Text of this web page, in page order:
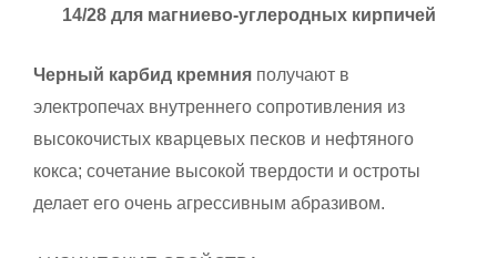
14/28 для магниево-углеродных кирпичей
Черный карбид кремния получают в
электропечах внутреннего сопротивления из
высокочистых кварцевых песков и нефтяного
кокса; сочетание высокой твердости и остроты
делает его очень агрессивным абразивом.